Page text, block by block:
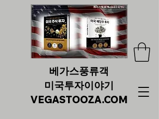
베가스풍류객
미국투자이야기
VEGASTOOZA.COM